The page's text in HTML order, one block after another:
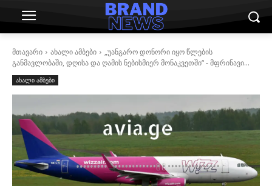
მთავარი ახალი ამბები
„უანგარო დონორი იყო წლების
განმავლობაში, დღისა და ღამის ნებისმიერ მონაკვეთში“ - მფრინავი...
ახალი ამბები